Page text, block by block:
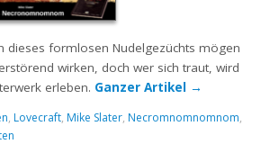
dieses formlosen Nudelgezüchts mögen
wirken, doch wer sich traut, wird
erleben. Ganzer Artikel →
, Lovecraft, Mike Slater, Necromnomnomnom,